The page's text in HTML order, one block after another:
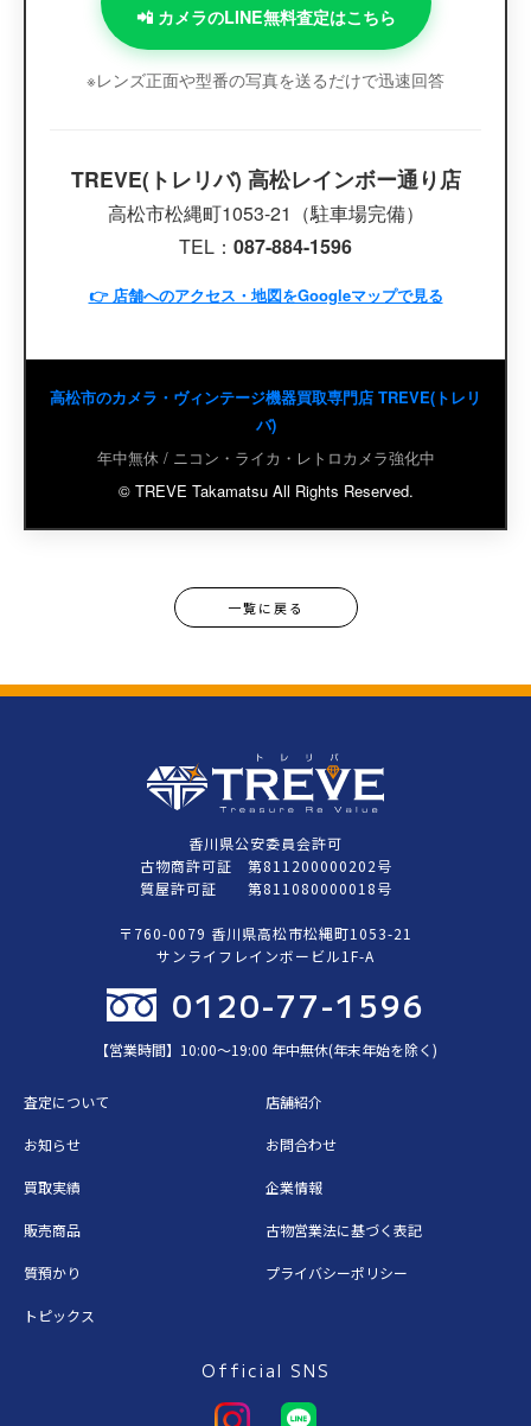
📲 カメラのLINE無料査定はこちら
※レンズ正面や型番の写真を送るだけで迅速回答
TREVE(トレリバ) 高松レインボー通り店
高松市松縄町1053-21（駐車場完備）
TEL： 087-884-1596
👉 店舗へのアクセス・地図をGoogleマップで見る
高松市のカメラ・ヴィンテージ機器買取専門店 TREVE(トレリ
バ)
年中無休 / ニコン・ライカ・レトロカメラ強化中
© TREVE Takamatsu All Rights Reserved.
一覧に戻る
香川県公安委員会許可
古物商許可証 第811200000202号
質屋許可証 第811080000018号
〒760-0079 香川県高松市松縄町1053-21
サンライフレインボービル1F-A
0120-77-1596
【営業時間】10:00〜19:00 年中無休(年末年始を除く)
査定について 店舗紹介
お知らせ お問合わせ
買取実績 企業情報
販売商品 古物営業法に基づく表記
質預かり プライバシーポリシー
トピックス
Official SNS